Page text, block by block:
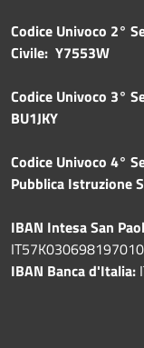
Codice Univoco 2°
Civile: Y7553W
Codice Univoco 3°
BU1JKY
Codice Univoco 4°
Pubblica Istruzione
IBAN Intesa San
IBAN Banca d'Italia: